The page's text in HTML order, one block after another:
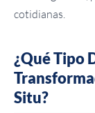
cotidianas.
¿Qué Tipo
Situ?